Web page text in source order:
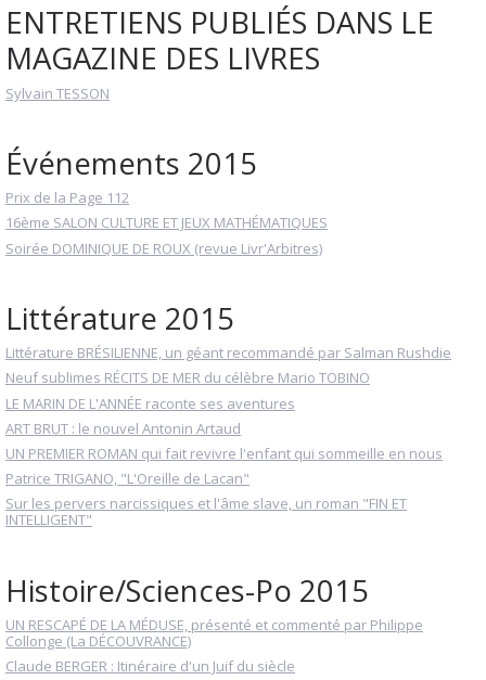
ENTRETIENS PUBLIÉS DANS LE
MAGAZINE DES LIVRES
Sylvain TESSON
Événements 2015
Prix de la Page 112
16ème SALON CULTURE ET JEUX MATHÉMATIQUES
Soirée DOMINIQUE DE ROUX (revue Livr'Arbitres)
Littérature 2015
Littérature BRÉSILIENNE, un géant recommandé par Salman Rushdie
Neuf sublimes RÉCITS DE MER du célèbre Mario TOBINO
LE MARIN DE L'ANNÉE raconte ses aventures
ART BRUT : le nouvel Antonin Artaud
UN PREMIER ROMAN qui fait revivre l'enfant qui sommeille en nous
Patrice TRIGANO, "L'Oreille de Lacan"
Sur les pervers narcissiques et l'âme slave, un roman "FIN ET
INTELLIGENT"
Histoire/Sciences-Po 2015
UN RESCAPÉ DE LA MÉDUSE, présenté et commenté par Philippe
Collonge (La DÉCOUVRANCE)
Claude BERGER : Itinéraire d'un Juif du siècle